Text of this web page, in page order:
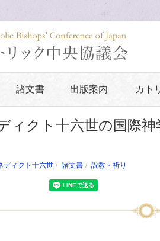
諸文書 出版案内 カト
ィクト十六世の国際
ディクト十六世 諸文書 説教・祈り